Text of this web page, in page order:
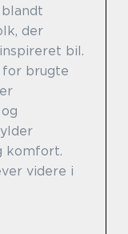
der
bil.
for brugte
komfort.
videre i